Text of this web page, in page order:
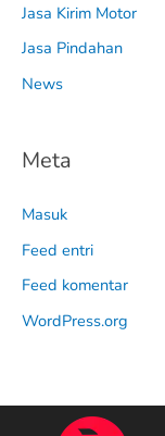
Jasa Kirim Motor
Jasa Pindahan
News
Meta
Masuk
Feed entri
Feed komentar
WordPress.org